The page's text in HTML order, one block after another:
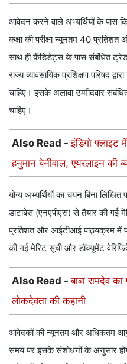
आवेदन करने वाले अभ्यर्थियों के पास
कक्षा की परीक्षा न्यूनतम 40 प्रतिशत
साथ ही कैंडिडेट्स के पास संबंधित ट्रेड
राज्य व्यावसायिक प्रशिक्षण परिषद
चाहिए। इसके अलावा उम्मीदवार
चाहिए।
Also Read -इंडिगो फ्लाइट
हनुमान बेनीवाल, एयरलाइन की
योग्य अभ्यर्थियों का चयन बिना लिखित
डाटाबेस (एनएपीएस) से तैयार की गई
प्रतिशत और आईटीआई पाठ्यक्रम में
की गई मेरिट सूची और डॉक्यूमेंट
Also Read -बाबा रामदेव
लोकदेवता की कहानी
आवेदकों की न्यूनतम और अधिकतम
समय पर इसके संशोधनों के अनुसार